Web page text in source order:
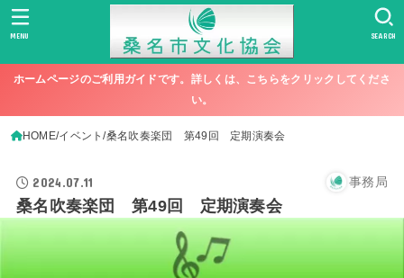
SEARCH
MENU
ホームページのご利用ガイドです。詳しくは、こちらをクリックしてくださ
い。
HOME イベント 桑名吹奏楽団 第49回 定期演奏会
2024.07.11 事務局
桑名吹奏楽団 第49回 定期演奏会